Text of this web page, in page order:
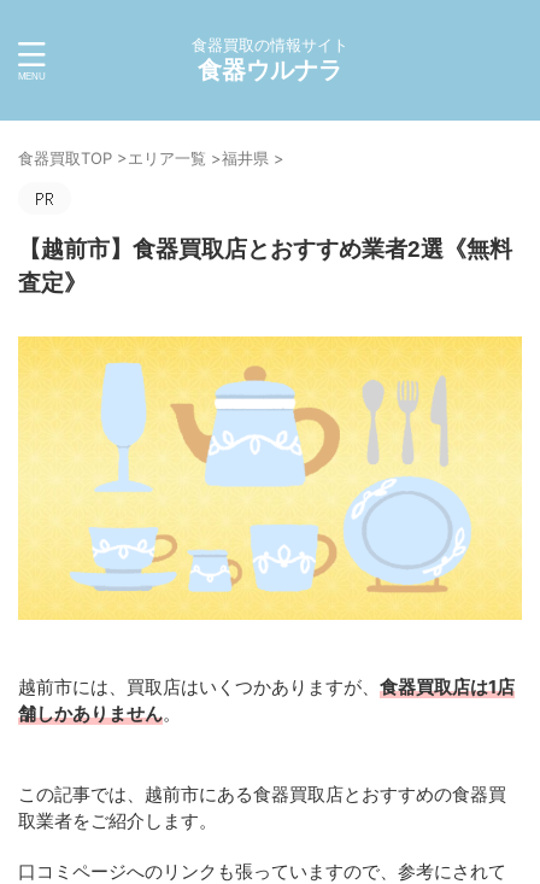
食器買取の情報サイト
食器ウルナラ
食器買取TOP >エリア一覧 >福井県 >
【越前市】食器買取店とおすすめ業者2選《無料
査定》
越前市には、買取店はいくつかありますが、 食器買取店は1店
舗しかありません。
この記事では、越前市にある食器買取店とおすすめの食器買
取業者をご紹介します。
口コミページへのリンクも張っていますので、参考にされて